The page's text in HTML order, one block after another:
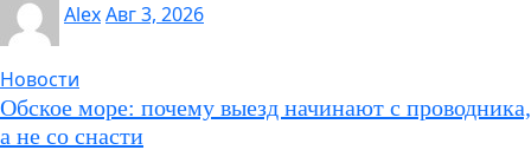
AlexАвг 3, 2026
Новости
Обское море: почему выезд начинают с проводника,
а не со снасти